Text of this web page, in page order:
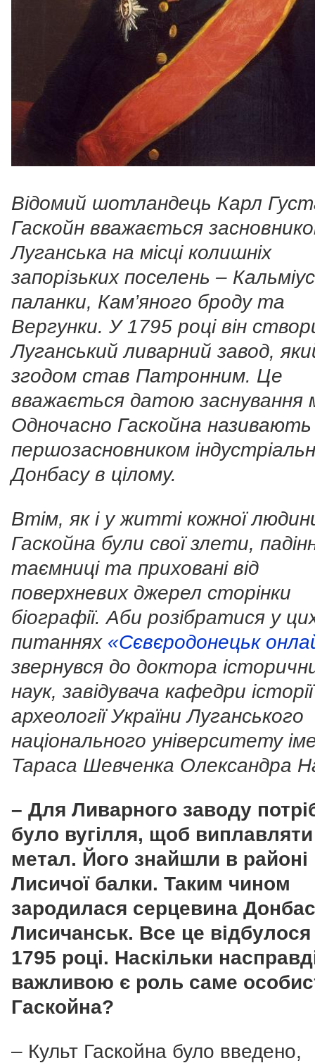
Відомий шотландець Карл
Гаскойн вважається
Луганська на місці колишніх
запорізьких поселень –
паланки, Кам’яного броду та
Вергунки. У 1795 році він
Луганський ливарний завод,
згодом став Патронним. Це
вважається датою заснування
Одночасно Гаскойна називають
першозасновником
Донбасу в цілому.
Втім, як і у житті кожної
Гаскойна були свої злети,
таємниці та приховані від
поверхневих джерел сторінки
біографії. Аби розібратися у
питаннях «Сєвєродонецьк
звернувся до доктора
наук, завідувача кафедри
археології України Луганського
національного університету
Тараса Шевченка Олександра
– Для Ливарного заводу
було вугілля, щоб виплавляти
метал. Його знайшли в районі
Лисичої балки. Таким чином
зародилася серцевина
Лисичанськ. Все це відбулося
1795 році. Наскільки
важливою є роль саме
Гаскойна?
– Культ Гаскойна було введено,